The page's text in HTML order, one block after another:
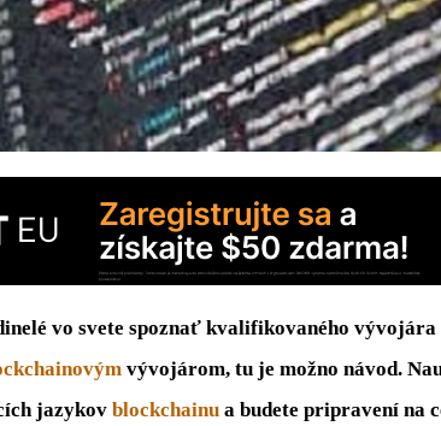
vo svete spoznať kvalifikovaného vývojára
vývojárom, tu je možno návod.
jazykov blockchainu a budete pripravení na